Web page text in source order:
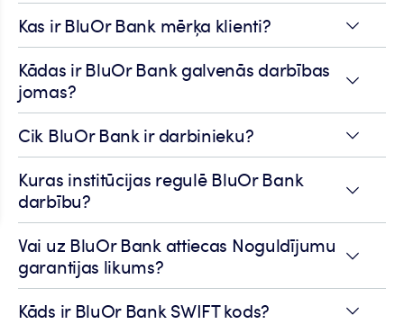
Kas ir BluOr Bank mērķa klienti?
Kādas ir BluOr Bank galvenās darbības
jomas?
Cik BluOr Bank ir darbinieku?
Kuras institūcijas regulē BluOr Bank
darbību?
Vai uz BluOr Bank attiecas Noguldījumu
garantijas likums?
Kāds ir BluOr Bank SWIFT kods?